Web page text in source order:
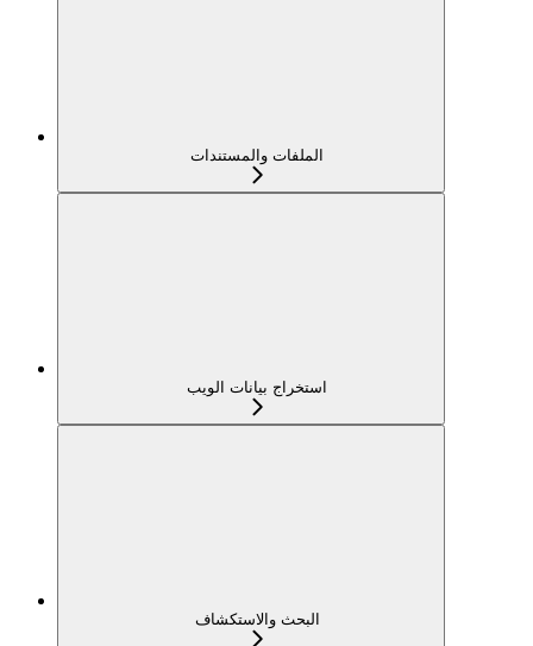
الملفات والمستندات
استخراج بيانات الويب
البحث والاستكشاف